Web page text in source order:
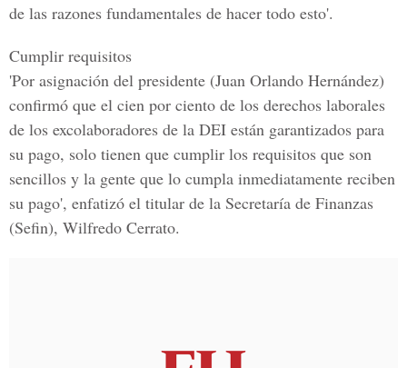
de las razones fundamentales de hacer todo esto'.
Cumplir requisitos
'Por asignación del presidente (Juan Orlando Hernández)
confirmó que el cien por ciento de los derechos laborales
de los excolaboradores de la DEI están garantizados para
su pago, solo tienen que cumplir los requisitos que son
sencillos y la gente que lo cumpla inmediatamente reciben
su pago', enfatizó el titular de la Secretaría de Finanzas
(Sefin), Wilfredo Cerrato.